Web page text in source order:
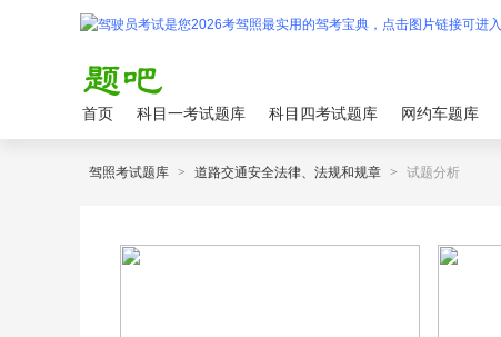
首页 科目一考试题库 科目四考试题库 网约车题库
驾照考试题库 > 道路交通安全法律、法规和规章 > 试题分析